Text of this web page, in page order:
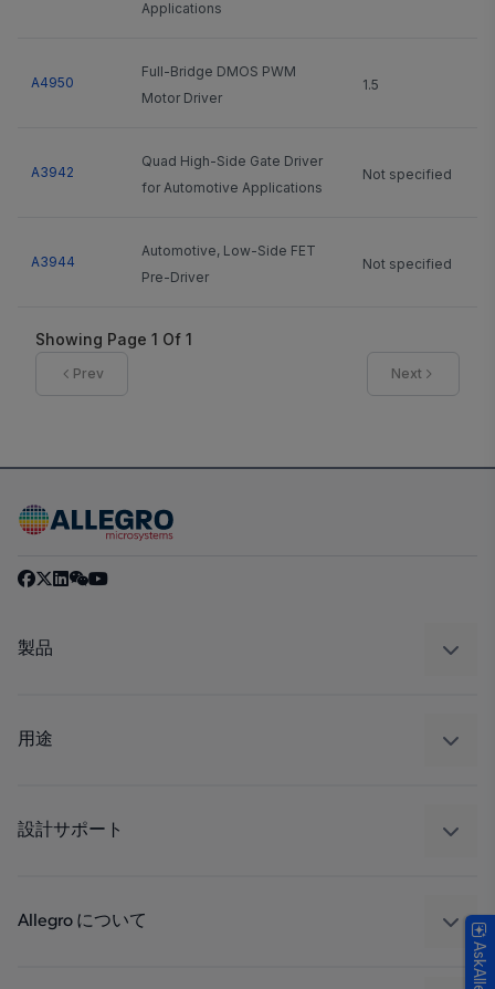
Applications
A4950
Full-Bridge DMOS PWM
Motor Driver
1.5
A3942
Quad High-Side Gate Driver
for Automotive Applications
Not specified
A3944
Automotive, Low-Side FET
Pre-Driver
Not specified
Showing Page 1 Of 1
Prev Next
製品
レギュレート
用途
工業
設計サポート
パッケージング
Allegro について